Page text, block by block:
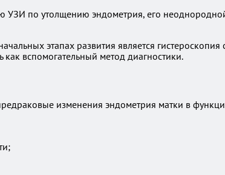
УЗИ по утолщению эндометрия, его
этапах развития является
вспомогательный метод диагностики.
изменения эндометрия матки в